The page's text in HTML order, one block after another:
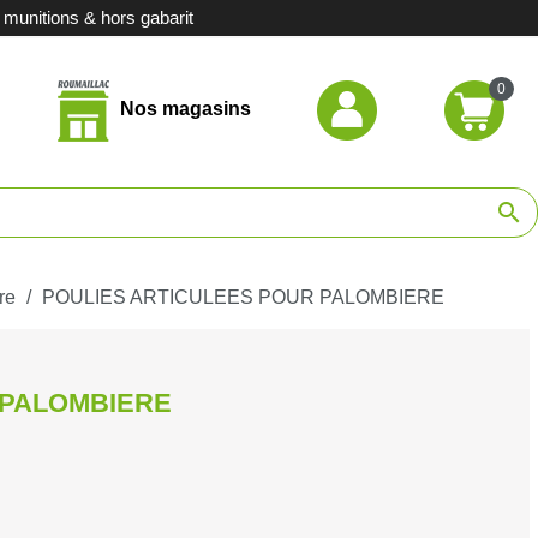
& hors gabarit
Nos magasins
0
search
POULIES ARTICULEES POUR PALOMBIERE